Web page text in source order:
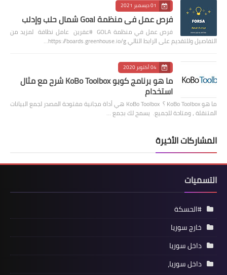
01 ديسمبر 2021
فرص عمل في منظمة Goal شمال حلب وإدلب
فرص عمل في منظمة GOLA #عفرين عامل نظافة لمزيد من
التفاصيل وللتقديم على الرابط التالي https://boards.greenhouse.io/g…
04 أكتوبر 2020
ما هو برنامج كوبو KoBo Toolbox شرح مع مثال
استخدام
ما هو KoBo Toolbox ؟ KoBo Toolbox هي أداة مجانية مفتوحة المصدر لجمع البيانات
المتنقلة ، ومتاحة للجميع. يسمح لك بجمع …
المشاركات الأخيرة
التسميات
#الحسكة
خارج سوريا
داخل سوريا
داخل سوريا،